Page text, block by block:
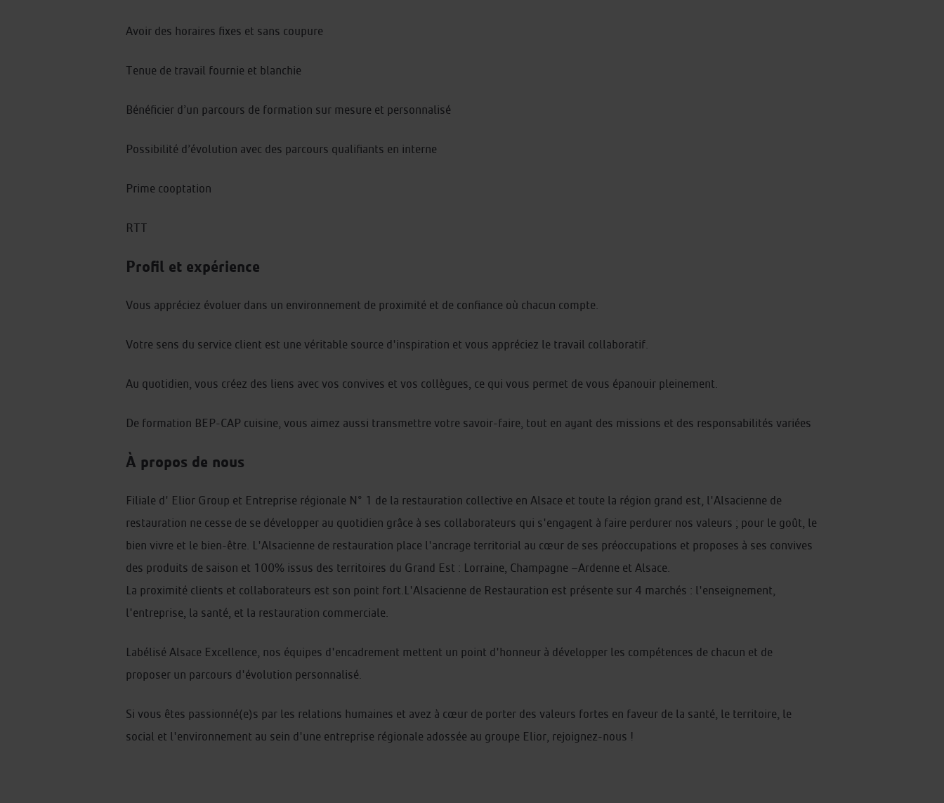
Avoir des horaires fixes et sans coupure
Tenue de travail fournie et blanchie
Bénéficier d’un parcours de formation sur mesure et personnalisé
Possibilité d’évolution avec des parcours qualifiants en interne
Prime cooptation
RTT
Profil et expérience
Vous appréciez évoluer dans un environnement de proximité et de confiance où chacun compte.
Votre sens du service client est une véritable source d'inspiration et vous appréciez le travail collaboratif.
Au quotidien, vous créez des liens avec vos convives et vos collègues, ce qui vous permet de vous épanouir pleinement.
De formation BEP-CAP cuisine, vous aimez aussi transmettre votre savoir-faire, tout en ayant des missions et des responsabilités variées
À propos de nous
Filiale d' Elior Group et Entreprise régionale N° 1 de la restauration collective en Alsace et toute la région grand est, l'Alsacienne de
restauration ne cesse de se développer au quotidien grâce à ses collaborateurs qui s'engagent à faire perdurer nos valeurs ; pour le goût, le
bien vivre et le bien-être. L'Alsacienne de restauration place l'ancrage territorial au cœur de ses préoccupations et proposes à ses convives
des produits de saison et 100% issus des territoires du Grand Est : Lorraine, Champagne –Ardenne et Alsace.
La proximité clients et collaborateurs est son point fort.L'Alsacienne de Restauration est présente sur 4 marchés : l'enseignement,
l'entreprise, la santé, et la restauration commerciale.
Labélisé Alsace Excellence, nos équipes d'encadrement mettent un point d'honneur à développer les compétences de chacun et de
proposer un parcours d'évolution personnalisé.
Si vous êtes passionné(e)s par les relations humaines et avez à cœur de porter des valeurs fortes en faveur de la santé, le territoire, le
social et l'environnement au sein d'une entreprise régionale adossée au groupe Elior, rejoignez-nous !